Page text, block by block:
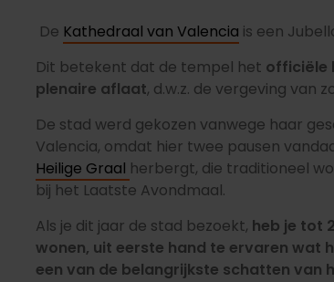
De Kathedraal van Valencia is een
Dit betekent dat de tempel het officiële
plenaire aflaat, d.w.z. de vergeving van
De stad werd gekozen vanwege haar
Valencia, omdat hier twee pausen
Heilige Graal herbergt, die traditioneel
bij het Laatste Avondmaal.
Als je dit jaar de stad bezoekt, heb je tot
wonen, uit eerste hand te ervaren wat
een van de belangrijkste schatten van